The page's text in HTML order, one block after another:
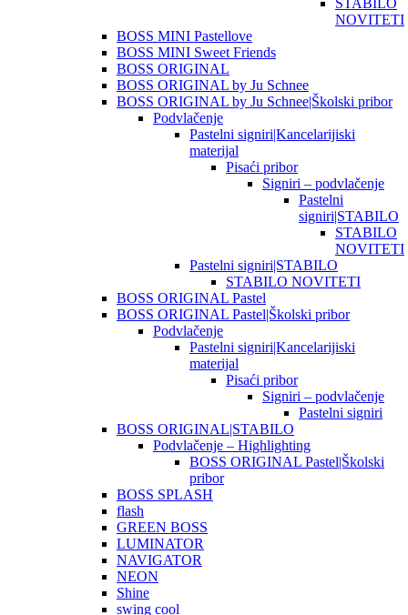
STABILO
NOVITETI
BOSS MINI Pastellove
BOSS MINI Sweet Friends
BOSS ORIGINAL
BOSS ORIGINAL by Ju Schnee
BOSS ORIGINAL by Ju Schnee|Školski pribor
Podvlačenje
Pastelni signiri|Kancelarijiski
materijal
Pisaći pribor
Signiri – podvlačenje
Pastelni
signiri|STABILO
STABILO
NOVITETI
Pastelni signiri|STABILO
STABILO NOVITETI
BOSS ORIGINAL Pastel
BOSS ORIGINAL Pastel|Školski pribor
Podvlačenje
Pastelni signiri|Kancelarijiski
materijal
Pisaći pribor
Signiri – podvlačenje
Pastelni signiri
BOSS ORIGINAL|STABILO
Podvlačenje – Highlighting
BOSS ORIGINAL Pastel|Školski
pribor
BOSS SPLASH
flash
GREEN BOSS
LUMINATOR
NAVIGATOR
NEON
Shine
swing cool